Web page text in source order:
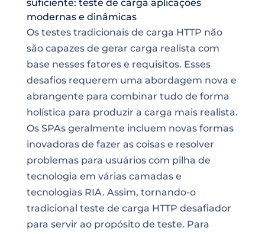
suficiente: teste de carga aplicações
modernas e dinâmicas
Os testes tradicionais de carga HTTP não
são capazes de gerar carga realista com
base nesses fatores e requisitos. Esses
desafios requerem uma abordagem nova e
abrangente para combinar tudo de forma
holística para produzir a carga mais realista.
Os SPAs geralmente incluem novas formas
inovadoras de fazer as coisas e resolver
problemas para usuários com pilha de
tecnologia em várias camadas e
tecnologias RIA. Assim, tornando-o
tradicional teste de carga HTTP desafiador
para servir ao propósito de teste. Para